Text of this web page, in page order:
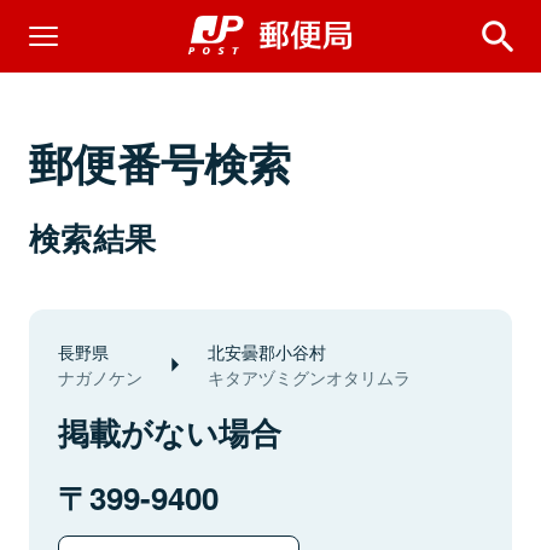
郵便番号検索
検索結果
長野県
ナガノケン
北安曇郡小谷村
キタアヅミグンオタリムラ
掲載がない場合
399-9400